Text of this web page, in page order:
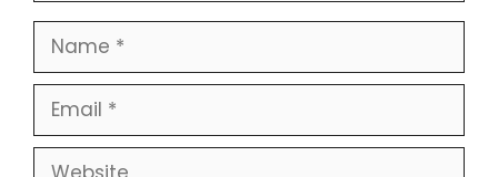
Name
Email
Website